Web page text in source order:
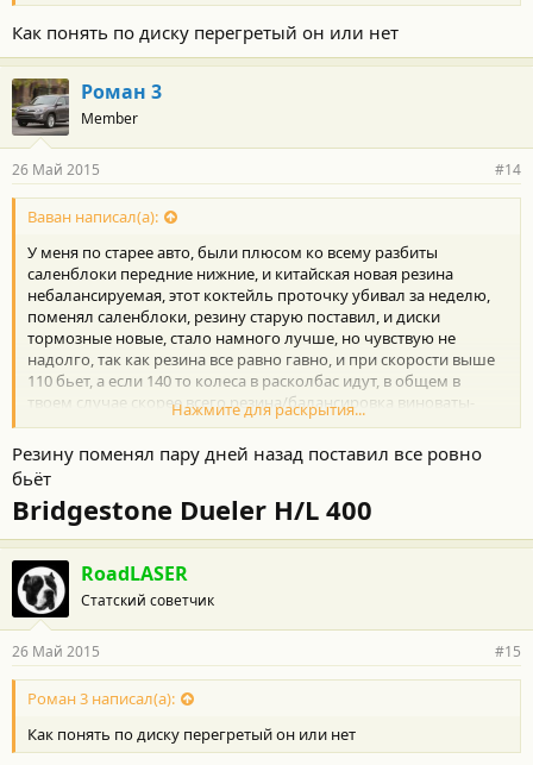
Как понять по диску перегретый он или нет
Роман 3
Member
26 Май 2015 #14
Ваван написал(а):
У меня по старее авто, были плюсом ко всему разбиты
саленблоки передние нижние, и китайская новая резина
небалансируемая, этот коктейль проточку убивал за неделю,
поменял саленблоки, резину старую поставил, и диски
тормозные новые, стало намного лучше, но чувствую не
надолго, так как резина все равно гавно, и при скорости выше
110 бьет, а если 140 то колеса в расколбас идут, в общем в
твоем случае скорее всего резина/балансировка виноваты-
убивают проточеные диски.
Нажмите для раскрытия...
Резину поменял пару дней назад поставил все ровно
бьёт
Bridgestone Dueler H/L 400
RoadLASER
Статский советчик
26 Май 2015 #15
Роман 3 написал(а):
Как понять по диску перегретый он или нет